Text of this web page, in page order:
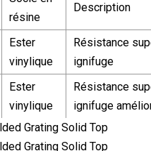
résine
Description
Ester
vinylique
Résistance
ignifuge
Ester
vinylique
Résistance
ignifuge